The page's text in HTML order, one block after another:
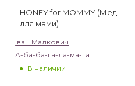
HONEY for MOMMY (Мед
для мами)
Іван Малкович
А-ба-ба-га-ла-ма-га
В наличии